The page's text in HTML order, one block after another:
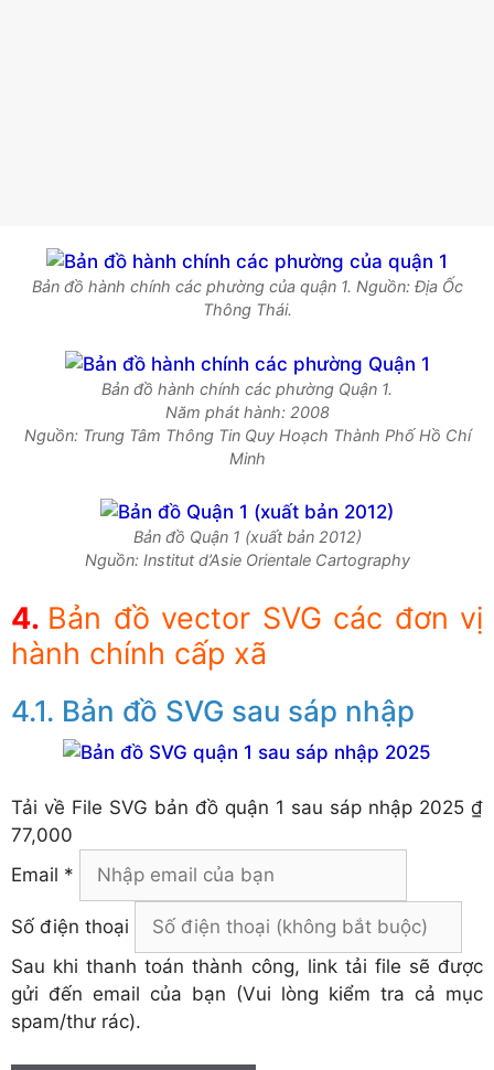
Bản đồ hành chính các phường của quận 1. Nguồn: Địa Ốc
Thông Thái.
Bản đồ hành chính các phường Quận 1.
Năm phát hành: 2008
Nguồn: Trung Tâm Thông Tin Quy Hoạch Thành Phố Hồ Chí
Minh
Bản đồ Quận 1 (xuất bản 2012)
Nguồn: Institut d’Asie Orientale Cartography
Bản đồ vector SVG các đơn vị
hành chính cấp xã
Bản đồ SVG sau sáp nhập
Tải về File SVG bản đồ quận 1 sau sáp nhập 2025 ₫
77,000
Email *
Số điện thoại
Sau khi thanh toán thành công, link tải file sẽ được
gửi đến email của bạn (Vui lòng kiểm tra cả mục
spam/thư rác).